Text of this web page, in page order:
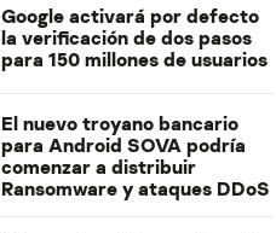
Google activará por defecto
la verificación de dos pasos
para 150 millones de usuarios
El nuevo troyano bancario
para Android SOVA podría
comenzar a distribuir
Ransomware y ataques DDoS